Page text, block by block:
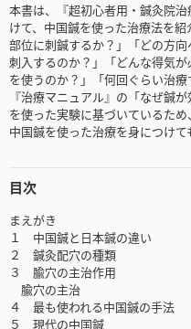
本書は、『超初心者用・鍼灸院
けて、中国鍼を使った治療法を
部位に刺鍼するか？」「どの方
刺入するのか？」「どんな得気
を使うのか？」「何回ぐらい治療
『治療マニュアル』の「なぜ鍼
を使った実験に基づいているた
中国鍼を使った治療を身につけて
目次
まえがき
１ 中国鍼と日本鍼の違い
２ 鍼灸配穴の種類
３ 腧穴の主治作用
腧穴の主治
４ 最も使われる中国鍼の手法
５ 現代の中国鍼